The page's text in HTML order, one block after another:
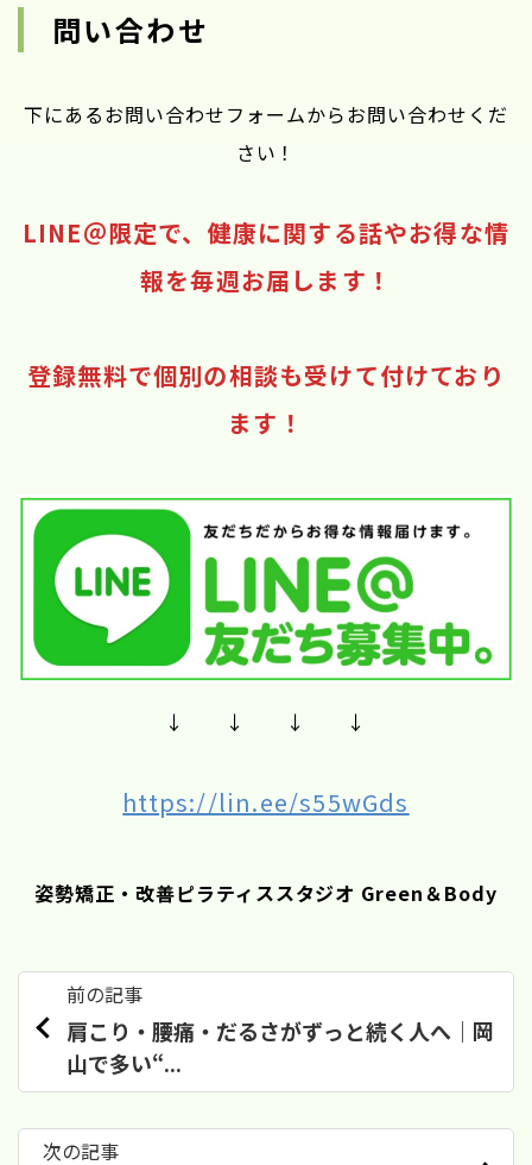
問い合わせ
下にあるお問い合わせフォームからお問い合わせくだ
さい！
LINE＠限定で、健康に関する話やお得な情
報を毎週お届します！
登録無料で個別の相談も受けて付けており
ます！
↓ ↓ ↓ ↓
https://lin.ee/s55wGds
姿勢矯正・改善ピラティススタジオ Green＆Body
前の記事
肩こり・腰痛・だるさがずっと続く人へ｜岡
山で多い“...
次の記事